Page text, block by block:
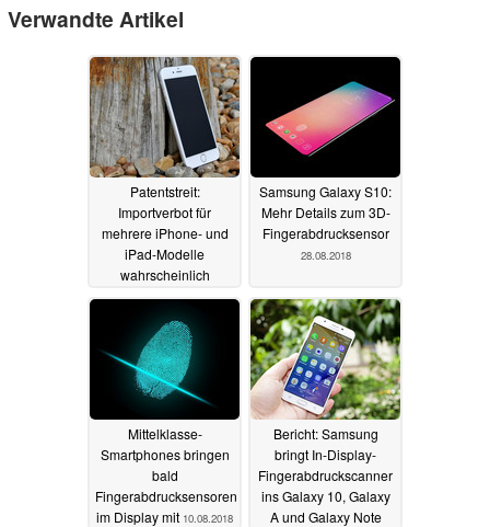
Verwandte Artikel
Patentstreit:
Importverbot für
mehrere iPhone- und
iPad-Modelle
wahrscheinlich
12.09.2018
Samsung Galaxy S10:
Mehr Details zum 3D-
Fingerabdrucksensor
28.08.2018
Mittelklasse-
Smartphones bringen
bald
Fingerabdrucksensoren
im Display mit 10.08.2018
Bericht: Samsung
bringt In-Display-
Fingerabdruckscanner
ins Galaxy 10, Galaxy
A und Galaxy Note